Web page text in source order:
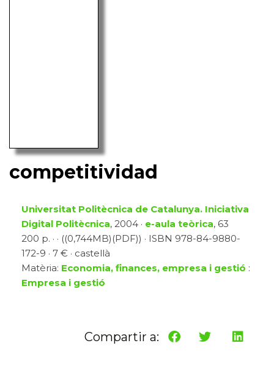
competitividad
Universitat Politècnica de Catalunya. Iniciativa
Digital Politècnica, 2004 · e-aula teòrica, 63
200 p. · · ((0,744MB)(PDF)) · ISBN 978-84-9880-
172-9 · 7 € · castellà
Matèria: Economia, finances, empresa i gestió :
Empresa i gestió
Compartir a: